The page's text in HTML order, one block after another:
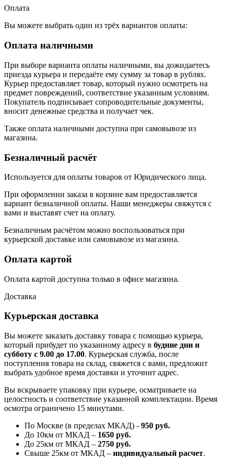
Оплата
Вы можете выбрать один из трёх вариантов оплаты:
Оплата наличными
При выборе варианта оплаты наличными, вы дожидаетесь
приезда курьера и передаёте ему сумму за товар в рублях.
Курьер предоставляет товар, который нужно осмотреть на
предмет повреждений, соответствие указанным условиям.
Покупатель подписывает сопроводительные документы,
вносит денежные средства и получает чек.
Также оплата наличными доступна при самовывозе из
магазина.
Безналичный расчёт
Используется для оплаты товаров от Юридического лица.
При оформлении заказа в корзине вам предоставляется
вариант безналичной оплаты. Наши менеджеры свяжутся с
вами и выставят счет на оплату.
Безналичным расчётом можно воспользоваться при
курьерской доставке или самовывозе из магазина.
Оплата картой
Оплата картой доступна только в офисе магазина.
Доставка
Курьерская доставка
Вы можете заказать доставку товара с помощью курьера,
который прибудет по указанному адресу в будние дни и
субботу с 9.00 до 17.00. Курьерская служба, после
поступления товара на склад, свяжется с вами, предложит
выбрать удобное время доставки и уточнит адрес.
Вы вскрываете упаковку при курьере, осматриваете на
целостность и соответствие указанной комплектации. Время
осмотра ограничено 15 минутами.
По Москве (в пределах МКАД) - 950 руб.
До 10км от МКАД – 1650 руб.
До 25км от МКАД – 2750 руб.
Свыше 25км от МКАД – индивидуальный расчет.